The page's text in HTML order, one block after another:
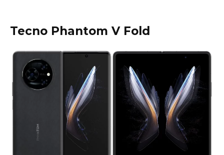
Tecno Phantom V Fold